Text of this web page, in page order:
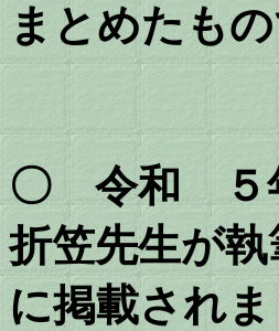
まとめたもの
〇 令和 ５
折笠先生が
に掲載されま